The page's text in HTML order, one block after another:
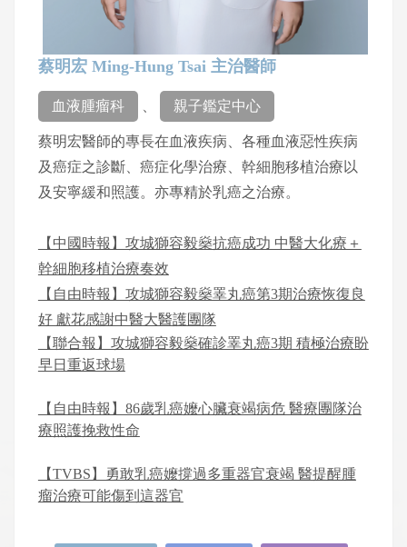
蔡明宏 Ming-Hung Tsai 主治醫師
血液腫瘤科 親子鑑定中心
蔡明宏醫師的專長在血液疾病、各種血液惡性疾病
及癌症之診斷、癌症化學治療、幹細胞移植治療以
及安寧緩和照護。亦專精於乳癌之治療。
【中國時報】攻城獅容毅燊抗癌成功 中醫大化療＋
幹細胞移植治療奏效
【自由時報】攻城獅容毅燊睪丸癌第3期治療恢復良
好 獻花感謝中醫大醫護團隊
【聯合報】攻城獅容毅燊確診睪丸癌3期 積極治療盼
早日重返球場
【自由時報】86歲乳癌嬤心臟衰竭病危 醫療團隊治
療照護挽救性命
【TVBS】勇敢乳癌嬤撐過多重器官衰竭 醫提醒腫
瘤治療可能傷到這器官